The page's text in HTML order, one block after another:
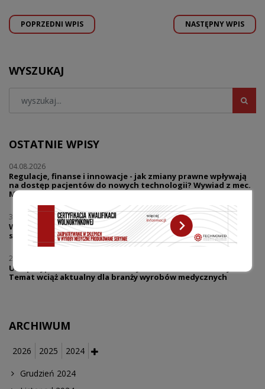
POPRZEDNI WPIS NASTĘPNY WPIS
WYSZUKAJ
OSTATNIE WPISY
04.08.2026
Regulacje, finanse i innowacje - jak zmiany prawne wpływają
na dostęp pacjentów do nowych technologii? Wywiad z mec.
Marcinem Pieklakiem
30.07.2026
Warsztaty | Dialog w reklamie - prawo i praktyka | Reklama
sklepów medycznych co wolno, a gdzie zaczyna się ryzyko?
27.07.2026
UZP przypomina o niedozwolonych klauzulach umownych.
Temat wciąż aktualny dla branży wyrobów medycznych
ARCHIWUM
2026 2025 2024
Grudzień 2024